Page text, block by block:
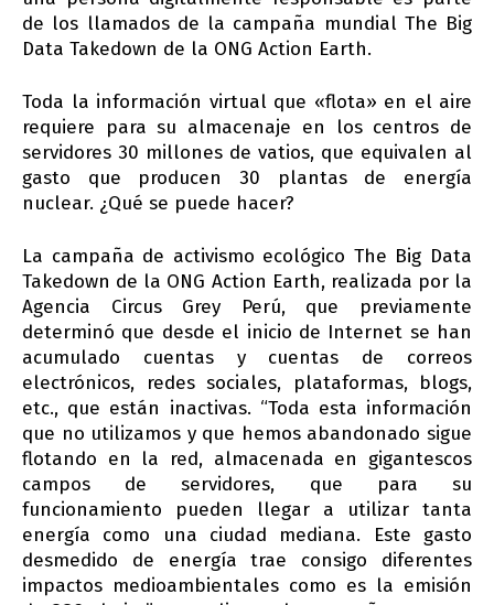
de los llamados de la campaña mundial The Big
Data Takedown de la ONG Action Earth.
Toda la información virtual que «flota» en el aire
requiere para su almacenaje en los centros de
servidores 30 millones de vatios, que equivalen al
gasto que producen 30 plantas de energía
nuclear. ¿Qué se puede hacer?
La campaña de activismo ecológico The Big Data
Takedown de la ONG Action Earth, realizada por la
Agencia Circus Grey Perú, que previamente
determinó que desde el inicio de Internet se han
acumulado cuentas y cuentas de correos
electrónicos, redes sociales, plataformas, blogs,
etc., que están inactivas. “Toda esta información
que no utilizamos y que hemos abandonado sigue
flotando en la red, almacenada en gigantescos
campos de servidores, que para su
funcionamiento pueden llegar a utilizar tanta
energía como una ciudad mediana. Este gasto
desmedido de energía trae consigo diferentes
impactos medioambientales como es la emisión